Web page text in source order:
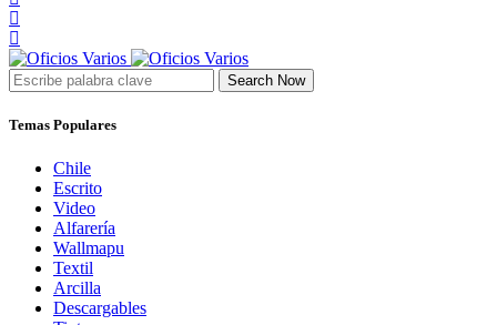
Search Now
Temas Populares
Chile
Escrito
Video
Alfarería
Wallmapu
Textil
Arcilla
Descargables